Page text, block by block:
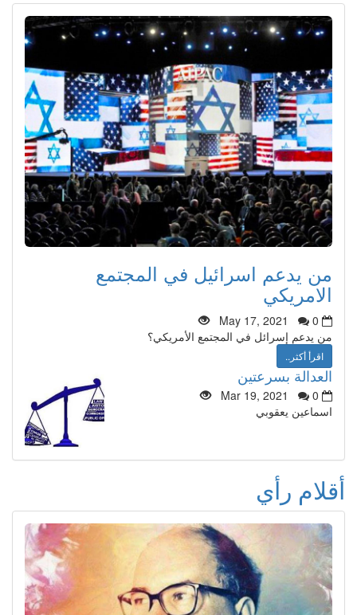
من يدعم اسرائيل في المجتمع
الامريكي
May 17, 2021
0
من يدعم إسرائل في المجتمع الأمريكي؟
اقرأ أكثر..
العدالة بسرعتين
Mar 19, 2021
0
اسماعين يعقوبي
أقلام رأي